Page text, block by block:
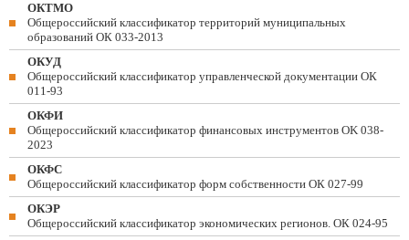
ОКТМО
Общероссийский классификатор территорий муниципальных
образований ОК 033-2013
ОКУД
Общероссийский классификатор управленческой документации ОК
011-93
ОКФИ
Общероссийский классификатор финансовых инструментов OK 038-
2023
ОКФС
Общероссийский классификатор форм собственности ОК 027-99
ОКЭР
Общероссийский классификатор экономических регионов. ОК 024-95